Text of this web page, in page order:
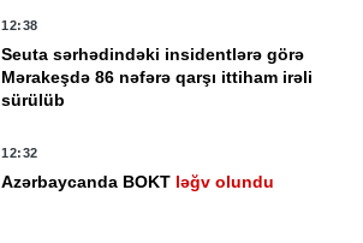
12:38
Seuta sərhədindəki insidentlərə görə
Mərakeşdə 86 nəfərə qarşı ittiham irəli
sürülüb
12:32
Azərbaycanda BOKT ləğv olundu